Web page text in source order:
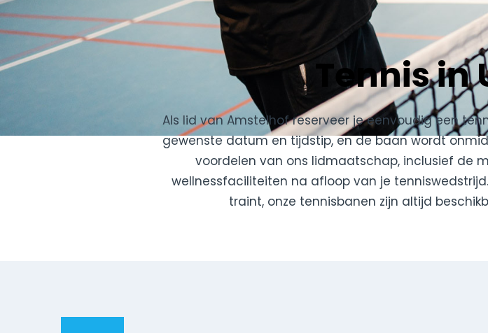
Tennis in
Als lid van Amstelhof reserveer je eenvoudig een
gewenste datum en tijdstip, en de baan wordt
voordelen van ons lidmaatschap, inclusief de
wellnessfaciliteiten na afloop van je
traint, onze tennisbanen zijn altijd